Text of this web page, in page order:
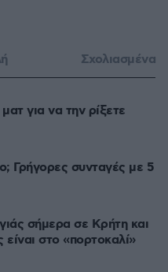
Σχολιασμένα
για να την ρίξετε
Γρήγορες συνταγές με 5
σήμερα σε Κρήτη και
είναι στο «πορτοκαλί»